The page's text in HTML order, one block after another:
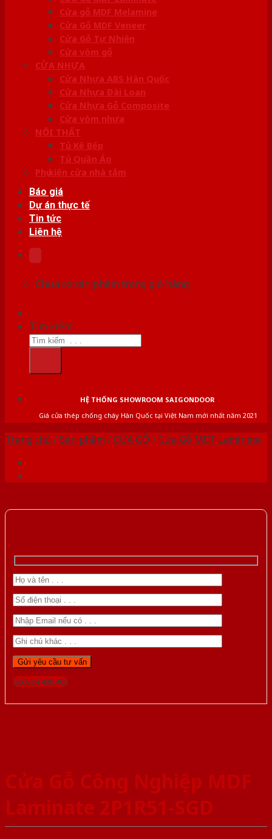
Cửa gỗ MDF Melamine
Cửa Gỗ MDF Veneer
Cửa Gỗ Tự Nhiên
Cửa vòm gỗ
CỬA NHỰA
Cửa Nhựa ABS Hàn Quốc
Cửa Nhựa Đài Loan
Cửa Nhựa Gỗ Composite
Cửa vòm nhựa
NỘI THẤT
Tủ Kệ Bếp
Tủ Quần Áo
Phụ kiện cửa nhà tắm
Báo giá
Dự án thực tế
Tin tức
Liên hệ
Chưa có sản phẩm trong giỏ hàng.
Tìm kiếm:
HỆ THỐNG SHOWROOM SAIGONDOOR
Giá cửa thép chống cháy Hàn Quốc tại Việt Nam mới nhất năm 2021
Trang chủ /Sản phẩm /CỬA GỖ /Cửa Gỗ MDF Laminate
Gọi 0824.400.400
Cửa Gỗ Công Nghiệp MDF
Laminate 2P1R51-SGD